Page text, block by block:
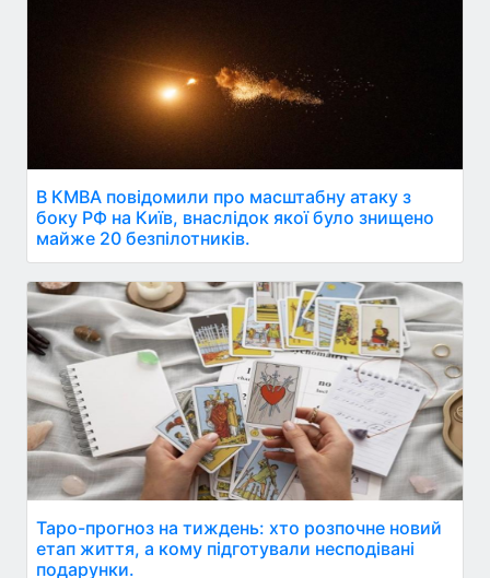
В КМВА повідомили про масштабну атаку з
боку РФ на Київ, внаслідок якої було знищено
майже 20 безпілотників.
Таро-прогноз на тиждень: хто розпочне новий
етап життя, а кому підготували несподівані
подарунки.